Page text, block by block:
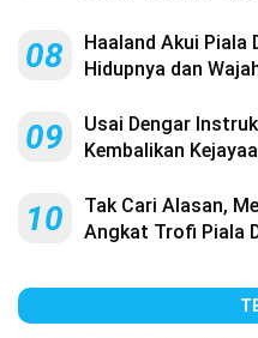
08
Haaland Akui Piala
Hidupnya dan
09
Usai Dengar
Kembalikan
10
Tak Cari Alasan,
Angkat Trofi Piala